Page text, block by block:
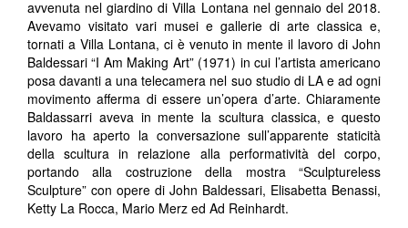
avvenuta nel giardino di Villa Lontana nel gennaio del 2018.
Avevamo visitato vari musei e gallerie di arte classica e,
tornati a Villa Lontana, ci è venuto in mente il lavoro di John
Baldessari “I Am Making Art” (1971) in cui l’artista americano
posa davanti a una telecamera nel suo studio di LA e ad ogni
movimento afferma di essere un’opera d’arte. Chiaramente
Baldassarri aveva in mente la scultura classica, e questo
lavoro ha aperto la conversazione sull’apparente staticità
della scultura in relazione alla performatività del corpo,
portando alla costruzione della mostra “Sculptureless
Sculpture” con opere di John Baldessari, Elisabetta Benassi,
Ketty La Rocca, Mario Merz ed Ad Reinhardt.